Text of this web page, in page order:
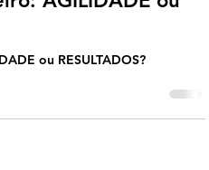
AGILIDADE ou